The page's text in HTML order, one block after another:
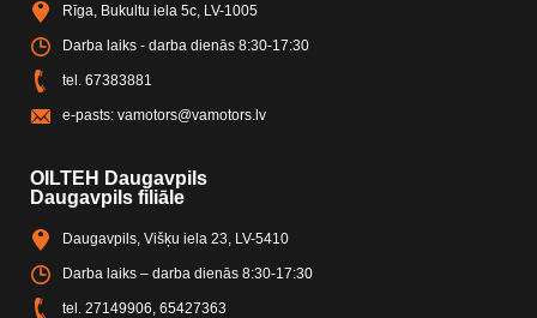
Rīga, Bukultu iela 5c, LV-1005
Darba laiks - darba dienās 8:30-17:30
tel. 67383881
e-pasts: vamotors@vamotors.lv
OILTEH Daugavpils
Daugavpils filiāle
Daugavpils, Višķu iela 23, LV-5410
Darba laiks – darba dienās 8:30-17:30
tel. 27149906 65427363